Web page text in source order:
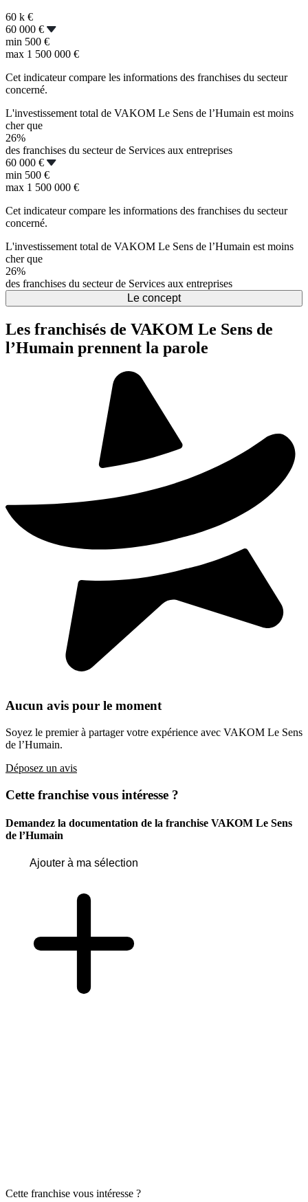
60 k €
60 000 €
min 500 €
max 1 500 000 €
Cet indicateur compare les informations des franchises du secteur
concerné.
L'investissement total de VAKOM Le Sens de l’Humain est moins
cher que
26%
des franchises du secteur de Services aux entreprises
60 000 €
min 500 €
max 1 500 000 €
Cet indicateur compare les informations des franchises du secteur
concerné.
L'investissement total de VAKOM Le Sens de l’Humain est moins
cher que
26%
des franchises du secteur de Services aux entreprises
Le concept
Les franchisés de VAKOM Le Sens de
l’Humain prennent la parole
Aucun avis pour le moment
Soyez le premier à partager votre expérience avec VAKOM Le Sens
de l’Humain.
Déposez un avis
Cette franchise vous intéresse ?
Demandez la documentation de la franchise VAKOM Le Sens
de l’Humain
Ajouter à ma sélection
Cette franchise vous intéresse ?